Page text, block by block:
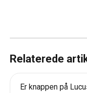
Relaterede
Er knappen på